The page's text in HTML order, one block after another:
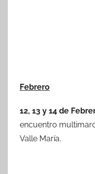
Febrero
12, 13 y 14 de
encuentro
Valle María.